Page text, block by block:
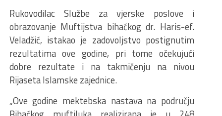
Rukovodilac Službe za vjerske poslove i
obrazovanje Muftijstva bihaćkog dr. Haris-ef.
Veladžić, istakao je zadovoljstvo postignutim
rezultatima ove godine, pri tome očekujući
dobre rezultate i na takmičenju na nivou
Rijaseta Islamske zajednice.
„Ove godine mektebska nastava na području